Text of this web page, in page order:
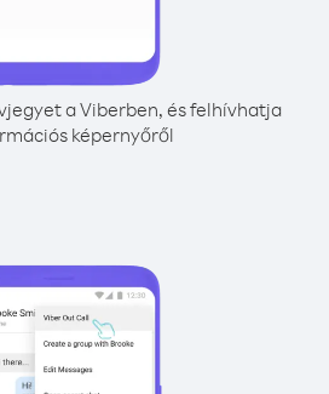
a Viberben, és felhívhatja
képernyőről